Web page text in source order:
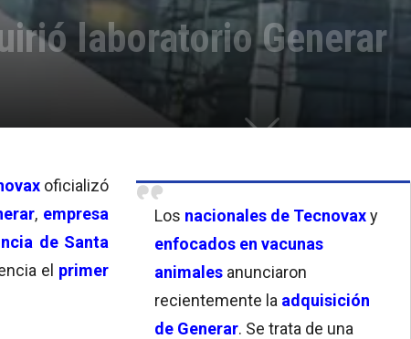
laboratorio Generar
Los nacionales de Tecnovaxy
enfocados en vacunas
animales anunciaron
recientemente la adquisición
de Generar. Se trata de una
oficializó
, empresa
de Santa
el primer